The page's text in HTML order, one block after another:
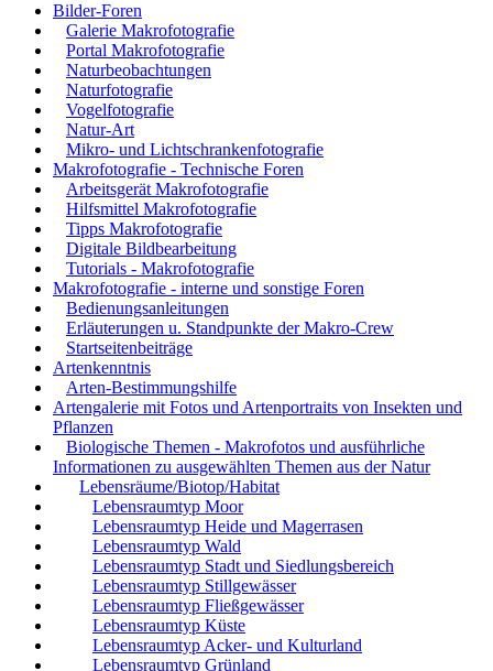
Bilder-Foren
Galerie Makrofotografie
Portal Makrofotografie
Naturbeobachtungen
Naturfotografie
Vogelfotografie
Natur-Art
Mikro- und Lichtschrankenfotografie
Makrofotografie - Technische Foren
Arbeitsgerät Makrofotografie
Hilfsmittel Makrofotografie
Tipps Makrofotografie
Digitale Bildbearbeitung
Tutorials - Makrofotografie
Makrofotografie - interne und sonstige Foren
Bedienungsanleitungen
Erläuterungen u. Standpunkte der Makro-Crew
Startseitenbeiträge
Artenkenntnis
Arten-Bestimmungshilfe
Artengalerie mit Fotos und Artenportraits von Insekten und
Pflanzen
Biologische Themen - Makrofotos und ausführliche
Informationen zu ausgewählten Themen aus der Natur
Lebensräume/Biotop/Habitat
Lebensraumtyp Moor
Lebensraumtyp Heide und Magerrasen
Lebensraumtyp Wald
Lebensraumtyp Stadt und Siedlungsbereich
Lebensraumtyp Stillgewässer
Lebensraumtyp Fließgewässer
Lebensraumtyp Küste
Lebensraumtyp Acker- und Kulturland
Lebensraumtyp Grünland